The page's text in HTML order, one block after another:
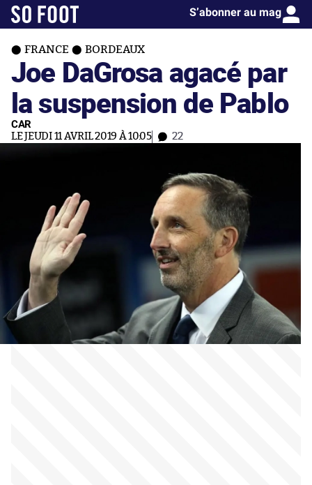
S’abonner au mag
FRANCE BORDEAUX
Joe DaGrosa agacé par
la suspension de Pablo
CAR
LE JEUDI 11 AVRIL 2019 À 10:05 22